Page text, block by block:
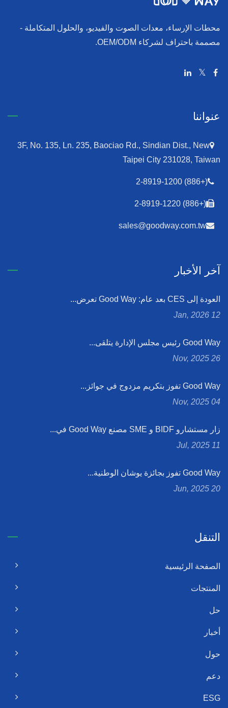
محطات الإرساء، معدات الصوت والفيديو، والحلول المتكاملة -
مصممة باحتراف لشركاء OEM/ODM.
عنواننا
3F, No. 135, Ln. 235, Baociao Rd., Sindian Dist., New
Taipei City 231028, Taiwan
(+886) 2-8919-1200
(+886) 2-8919-1220
sales@goodway.com.tw
آخر الأخبار
العودة إلى CES بعد عام: Good Way تعرض...
12 Jan, 2026
Good Way رئيس مجلس الإدارة يتلقى...
26 Nov, 2025
Good Way تفوز بتكريم مزدوج في جوائز...
04 Nov, 2025
زار مستشارو BIDF و SME مصنع Good Way في...
11 Jul, 2025
Good Way تفوز بجائزة يوشان الوطنية...
20 Jun, 2025
التنقل
الصفحة الرئيسية
المنتجات
حل
أخبار
حول
دعم
ESG